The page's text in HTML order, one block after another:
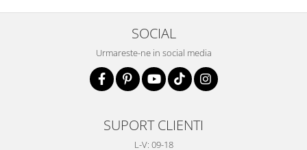
SOCIAL
Urmareste-ne in social media
SUPORT CLIENTI
L-V: 09-18